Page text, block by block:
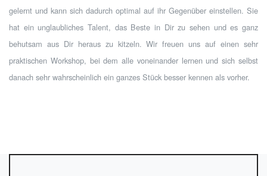
gelernt und kann sich dadurch optimal auf ihr Gegenüber einstellen. Sie
hat ein unglaubliches Talent, das Beste in Dir zu sehen und es ganz
behutsam aus Dir heraus zu kitzeln. Wir freuen uns auf einen sehr
praktischen Workshop, bei dem alle voneinander lernen und sich selbst
danach sehr wahrscheinlich ein ganzes Stück besser kennen als vorher.